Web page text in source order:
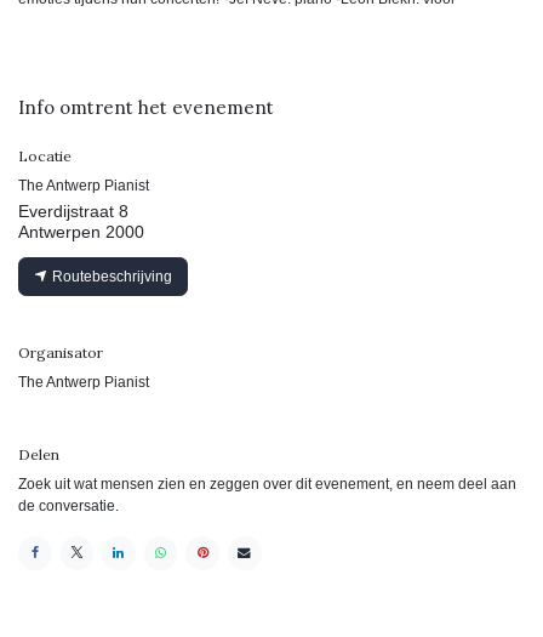
Info omtrent het evenement
Locatie
The Antwerp Pianist
Everdijstraat 8
Antwerpen 2000
Routebeschrijving
Organisator
The Antwerp Pianist
Delen
Zoek uit wat mensen zien en zeggen over dit evenement, en neem deel aan
de conversatie.